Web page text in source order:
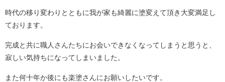
時代の移り変わりとともに我が家も綺麗に塗変えて頂き大変満足し
ております。
完成と共に職人さんたちにお会いできなくなってしまうと思うと、
寂しい気持ちになってしまいました。
また何十年か後にも楽塗さんにお願いしたいです。